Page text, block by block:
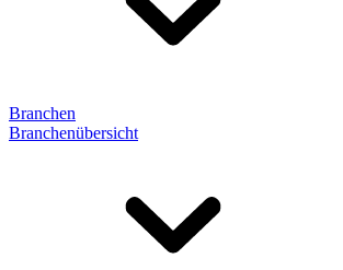
Branchen
Branchenübersicht